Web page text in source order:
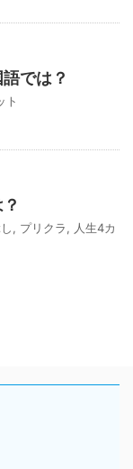
では？
ト
, プリクラ, 人生4カ